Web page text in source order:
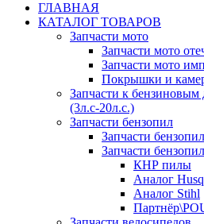
ГЛАВНАЯ
КАТАЛОГ ТОВАРОВ
Запчасти мото
Запчасти мото
Запчасти мото
Покрышки и
Запчасти к бензиновым
(3л.с-20л.с.)
Запчасти бензопил
Запчасти
Запчасти
КНР пилы
Аналог
Аналог Stihl